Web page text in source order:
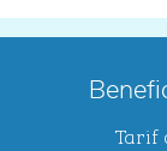
Tarif